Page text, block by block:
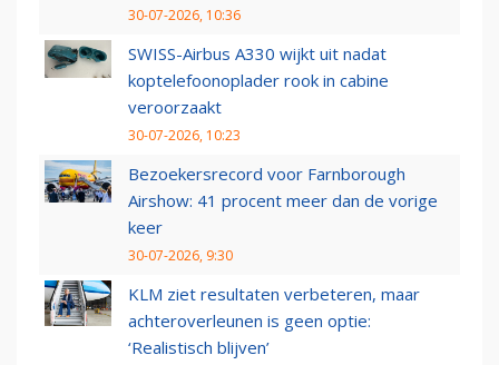
30-07-2026, 10:36
SWISS-Airbus A330 wijkt uit nadat
koptelefoonoplader rook in cabine
veroorzaakt
30-07-2026, 10:23
Bezoekersrecord voor Farnborough
Airshow: 41 procent meer dan de vorige
keer
30-07-2026, 9:30
KLM ziet resultaten verbeteren, maar
achteroverleunen is geen optie:
‘Realistisch blijven’